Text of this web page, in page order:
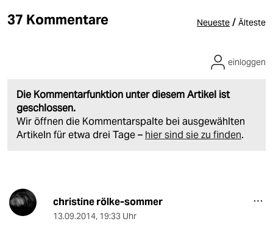
37 Kommentare Neueste / Älteste
Die Kommentarfunktion unter diesem Artikel ist
geschlossen.
Wir öffnen die Kommentarspalte bei ausgewählten
Artikeln für etwa drei Tage – hier sind sie zu finden.
einloggen
christine rölke-sommer
13.09.2014, 19:33 Uhr